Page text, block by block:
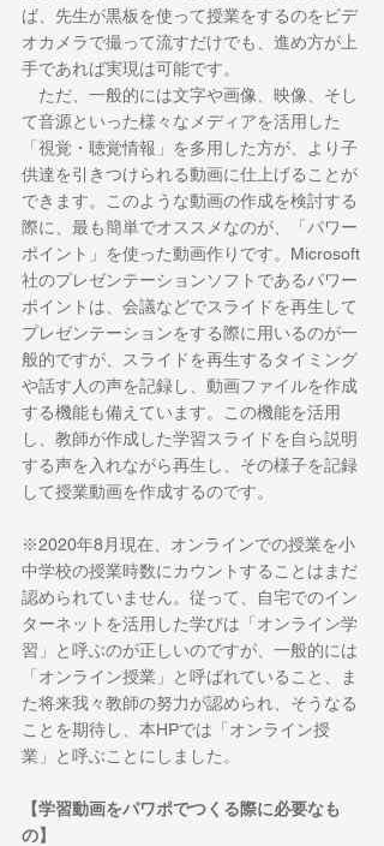
ば、先生が黒板を使って授業をするのをビデ
オカメラで撮って流すだけでも、進め方が上
手であれば実現は可能です。
ただ、一般的には文字や画像、映像、そし
て音源といった様々なメディアを活用した
「視覚・聴覚情報」を多用した方が、より子
供達を引きつけられる動画に仕上げることが
できます。このような動画の作成を検討する
際に、最も簡単でオススメなのが、「パワー
ポイント」を使った動画作りです。Microsoft
社のプレゼンテーションソフトであるパワー
ポイントは、会議などでスライドを再生して
プレゼンテーションをする際に用いるのが一
般的ですが、スライドを再生するタイミング
や話す人の声を記録し、動画ファイルを作成
する機能も備えています。この機能を活用
し、教師が作成した学習スライドを自ら説明
する声を入れながら再生し、その様子を記録
して授業動画を作成するのです。
※2020年8月現在、オンラインでの授業を小
中学校の授業時数にカウントすることはまだ
認められていません。従って、自宅でのイン
ターネットを活用した学びは「オンライン学
習」と呼ぶのが正しいのですが、一般的には
「オンライン授業」と呼ばれていること、ま
た将来我々教師の努力が認められ、そうなる
ことを期待し、本HPでは「オンライン授
業」と呼ぶことにしました。
【学習動画をパワポでつくる際に必要なも
の】